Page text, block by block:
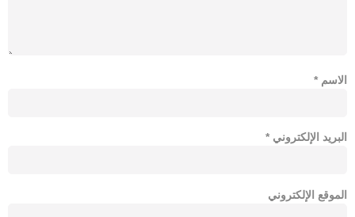
الاسم *
البريد الإلكتروني *
الموقع الإلكتروني